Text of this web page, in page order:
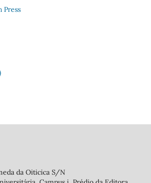
Press
da Oiticica S/N